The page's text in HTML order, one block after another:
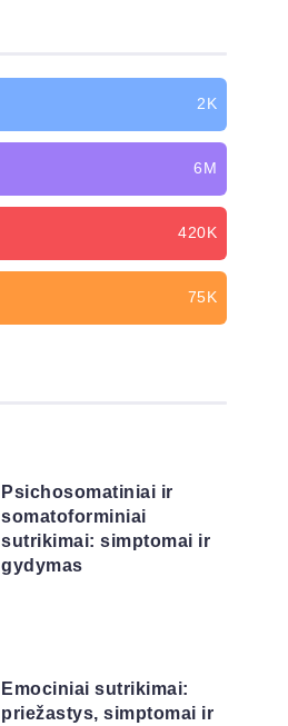
2K
6M
420K
75K
Psichosomatiniai ir
somatoforminiai
sutrikimai: simptomai ir
gydymas
Emociniai sutrikimai:
priežastys, simptomai ir